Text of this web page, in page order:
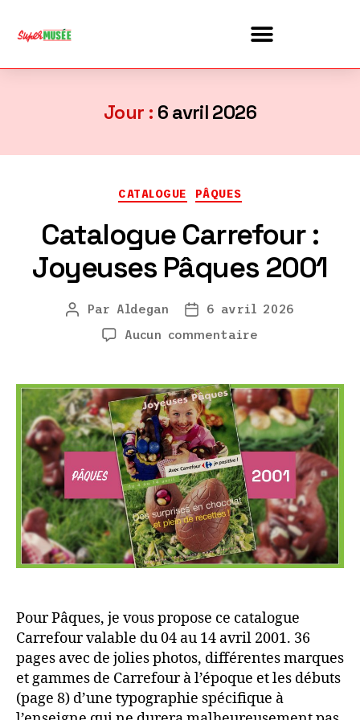
Jour : 6 avril 2026
CATALOGUE PÂQUES
Catalogue Carrefour :
Joyeuses Pâques 2001
Par Aldegan
6 avril 2026
Aucun commentaire
Pour Pâques, je vous propose ce catalogue
Carrefour valable du 04 au 14 avril 2001. 36
pages avec de jolies photos, différentes marques
et gammes de Carrefour à l’époque et les débuts
(page 8) d’une typographie spécifique à